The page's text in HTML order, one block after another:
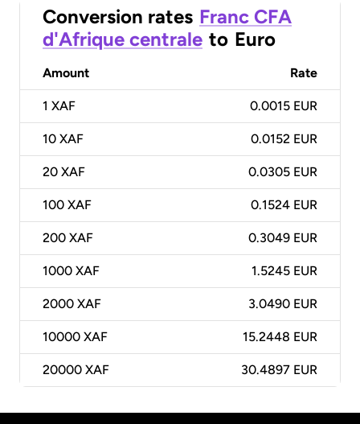
Conversion rates Franc CFA
d'Afrique centrale to Euro
Amount Rate
1 XAF 0.0015 EUR
10 XAF 0.0152 EUR
20 XAF 0.0305 EUR
100 XAF 0.1524 EUR
200 XAF 0.3049 EUR
1000 XAF 1.5245 EUR
2000 XAF 3.0490 EUR
10000 XAF 15.2448 EUR
20000 XAF 30.4897 EUR